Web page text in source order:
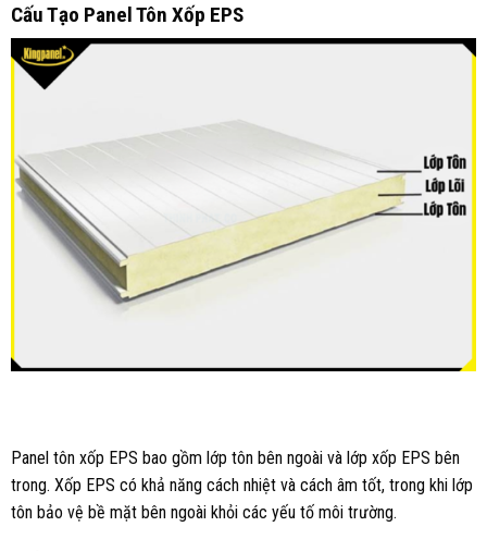
Cấu Tạo Panel Tôn Xốp EPS
Panel tôn xốp EPS bao gồm lớp tôn bên ngoài và lớp xốp EPS bên
trong. Xốp EPS có khả năng cách nhiệt và cách âm tốt, trong khi lớp
tôn bảo vệ bề mặt bên ngoài khỏi các yếu tố môi trường.